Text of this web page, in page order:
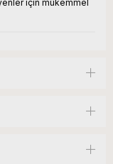
için mükemmel